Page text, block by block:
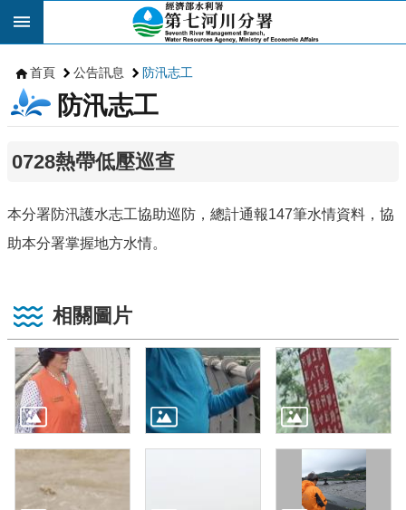
跳到主要內容區塊
首頁 公告訊息 防汛志工
防汛志工
0728熱帶低壓巡查
本分署防汛護水志工協助巡防，總計通報147筆水情資料，協
助本分署掌握地方水情。
相關圖片